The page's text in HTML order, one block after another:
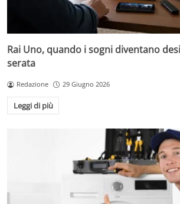
Rai Uno, quando i sogni diventano
serata
Redazione 29 Giugno 2026
Leggi di più